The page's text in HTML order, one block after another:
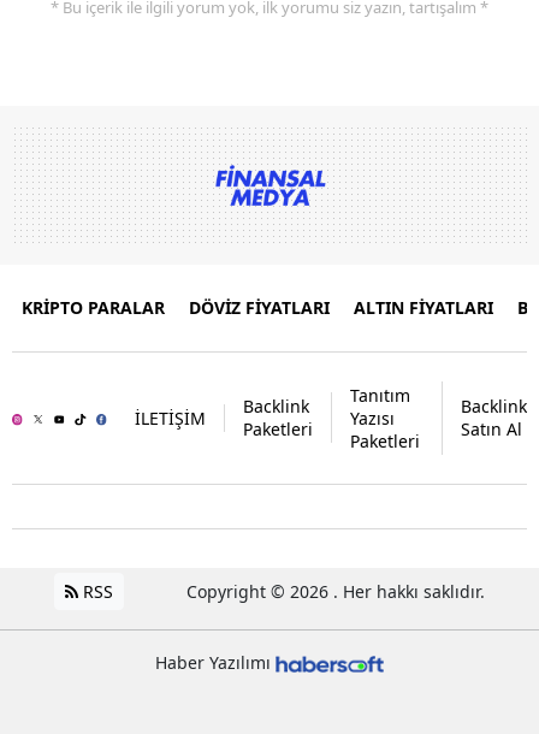
* Bu içerik ile ilgili yorum yok, ilk yorumu siz yazın, tartışalım *
KRİPTO PARALAR DÖVİZ FİYATLARI ALTIN FİYATLARI
İLETİŞİM
Backlink
Paketleri
Tanıtım
Yazısı
Paketleri
Backlink
Satın Al
RSS Copyright © 2026 . Her hakkı saklıdır.
Haber Yazılımı